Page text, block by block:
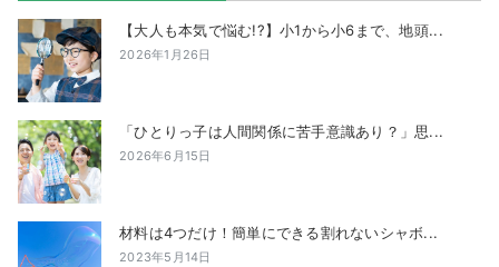
【大人も本気で悩む!?】小1から小6まで、地頭...
2026年1月26日
「ひとりっ子は人間関係に苦手意識あり？」思...
2026年6月15日
材料は4つだけ！簡単にできる割れないシャボ...
2023年5月14日